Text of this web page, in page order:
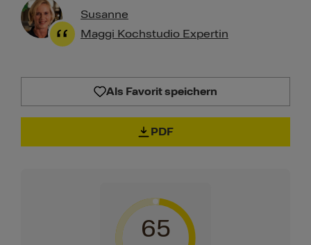
Susanne
Maggi Kochstudio Expertin
Als Favorit speichern
PDF
65